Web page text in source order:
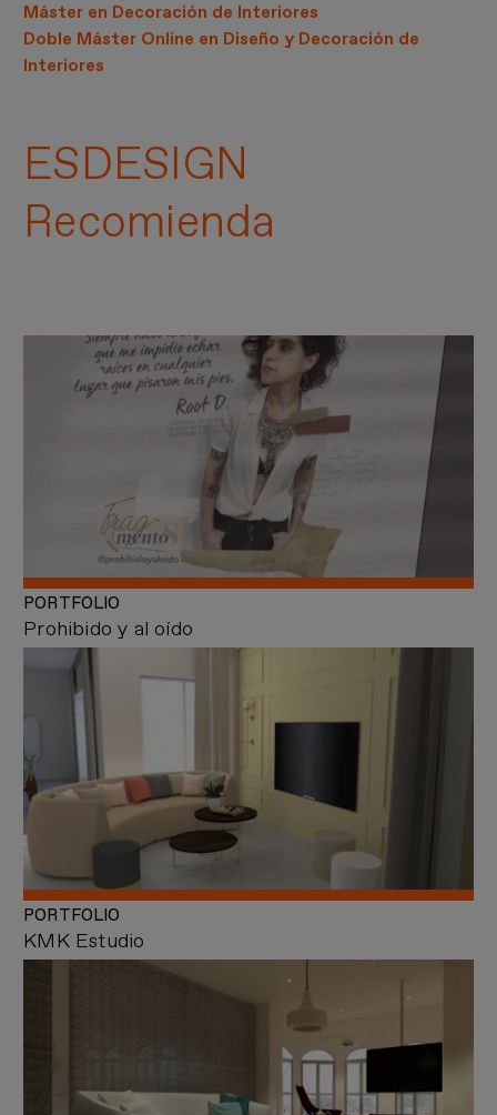
Máster en Decoración de Interiores
Doble Máster Online en Diseño y Decoración de
Interiores
ESDESIGN
Recomienda
Prohibido y al oído
PORTFOLIO
KMK Estudio
PORTFOLIO